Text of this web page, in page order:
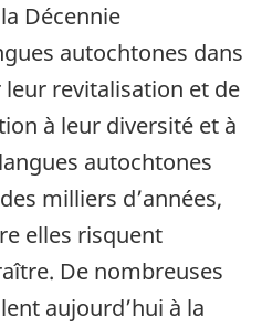
Décennie
autochtones dans
revitalisation et de
à leur diversité et à
autochtones
milliers d’années,
elles risquent
De nombreuses
aujourd’hui à la